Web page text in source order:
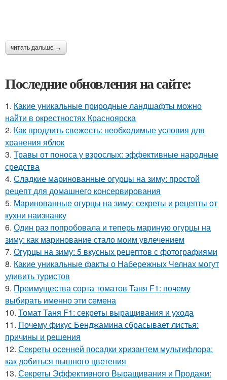
читать дальше →
Последние обновления на сайте:
1. Какие уникальные природные ландшафты можно
найти в окрестностях Красноярска
2. Как продлить свежесть: необходимые условия для
хранения яблок
3. Травы от поноса у взрослых: эффективные народные
средства
4. Сладкие маринованные огурцы на зиму: простой
рецепт для домашнего консервирования
5. Маринованные огурцы на зиму: секреты и рецепты от
кухни наизнанку
6. Один раз попробовала и теперь мариную огурцы на
зиму: как маринование стало моим увлечением
7. Огурцы на зиму: 5 вкусных рецептов с фотографиями
8. Какие уникальные факты о Набережных Челнах могут
удивить туристов
9. Преимущества сорта томатов Таня F1: почему
выбирать именно эти семена
10. Томат Таня F1: секреты выращивания и ухода
11. Почему фикус Бенджамина сбрасывает листья:
причины и решения
12. Секреты осенней посадки хризантем мультифлора:
как добиться пышного цветения
13. Секреты Эффективного Выращивания и Продажи: